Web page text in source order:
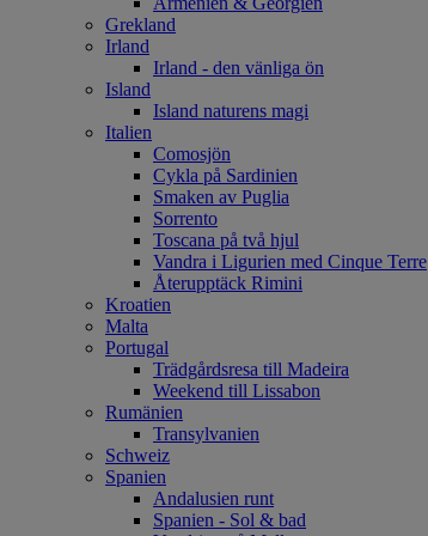
Grekland
Irland
Irland - den vänliga ön
Island
Island naturens magi
Italien
Comosjön
Cykla på Sardinien
Smaken av Puglia
Sorrento
Toscana på två hjul
Vandra i Ligurien med Cinque Terre
Återupptäck Rimini
Kroatien
Malta
Portugal
Trädgårdsresa till Madeira
Weekend till Lissabon
Rumänien
Transylvanien
Schweiz
Spanien
Andalusien runt
Spanien - Sol & bad